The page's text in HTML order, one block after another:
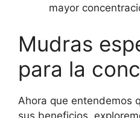
mayor
Mudras
para la
Ahora que entendemos
sus beneficios,